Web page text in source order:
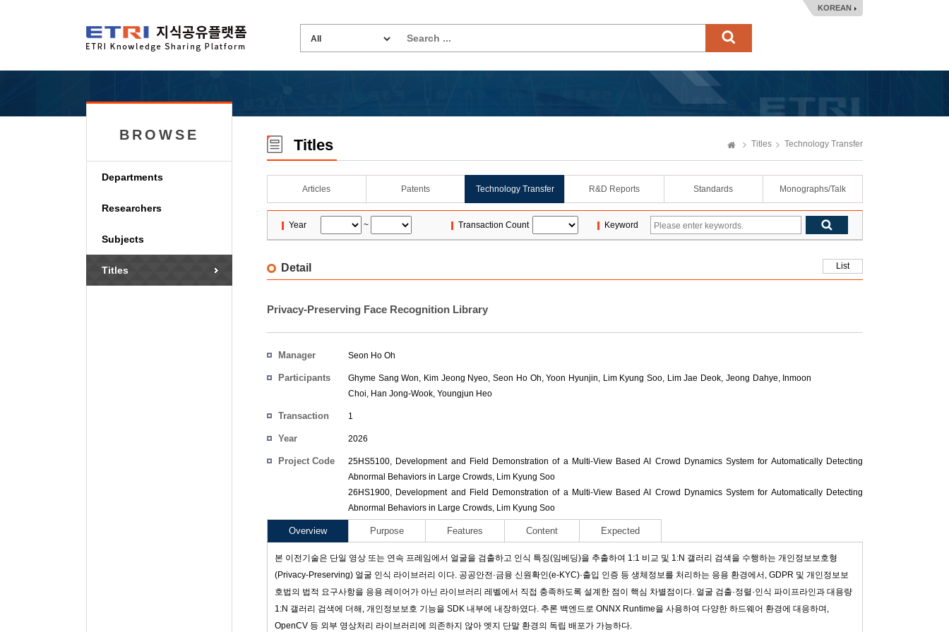
KOREAN
BROWSE
Departments
Researchers
Subjects
Titles
Titles Titles Technology Transfer
Articles Patents Technology Transfer R&D Reports Standards Monographs/Talk
Year ~ Transaction Count Keyword
Detail List
Privacy-Preserving Face Recognition Library
Manager Seon Ho Oh
Participants Ghyme Sang Won, Kim Jeong Nyeo,Seon Ho Oh,Yoon Hyunjin, Lim Kyung Soo, Lim Jae Deok, Jeong Dahye, Inmoon
Choi, Han Jong-Wook, Youngjun Heo
Transaction
1
Year 2026
Project Code
25HS5100, Development and Field Demonstration of a Multi-View Based AI Crowd Dynamics System for Automatically Detecting
Abnormal Behaviors in Large Crowds, Lim Kyung Soo
26HS1900, Development and Field Demonstration of a Multi-View Based AI Crowd Dynamics System for Automatically Detecting
Abnormal Behaviors in Large Crowds, Lim Kyung Soo
Overview Purpose Features Content Expected
본 이전기술은 단일 영상 또는 연속 프레임에서 얼굴을 검출하고 인식 특징(임베딩)을 추출하여 1:1 비교 및 1:N 갤러리 검색을 수행하는 개인정보보호형
(Privacy-Preserving) 얼굴 인식 라이브러리 이다. 공공안전·금융 신원확인(e-KYC)·출입 인증 등 생체정보를 처리하는 응용 환경에서, GDPR 및 개인정보보
호법의 법적 요구사항을 응용 레이어가 아닌 라이브러리 레벨에서 직접 충족하도록 설계한 점이 핵심 차별점이다. 얼굴 검출·정렬·인식 파이프라인과 대용량
1:N 갤러리 검색에 더해, 개인정보보호 기능을 SDK 내부에 내장하였다. 추론 백엔드로 ONNX Runtime을 사용하여 다양한 하드웨어 환경에 대응하며,
OpenCV 등 외부 영상처리 라이브러리에 의존하지 않아 엣지 단말 환경의 독립 배포가 가능하다.